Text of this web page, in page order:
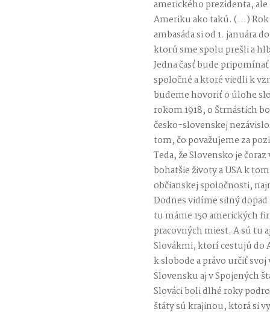
amerického prezidenta,
Ameriku ako takú. (…) Rok
ambasáda si od 1. januára
ktorú sme spolu prešli a
Jedna časť bude
spoločné a ktoré viedli k
budeme hovoriť o úlohe
rokom 1918, o Štrnástich
česko-slovenskej
tom, čo považujeme za
Teda, že Slovensko je
bohatšie životy a USA k
občianskej spoločnosti,
Dodnes vidíme silný
tu máme 150 amerických
pracovných miest. A sú tu
Slovákmi, ktorí cestujú do
k slobode a právo určiť
Slovensku aj v Spojených
Slováci boli dlhé roky
štáty sú krajinou, ktorá si